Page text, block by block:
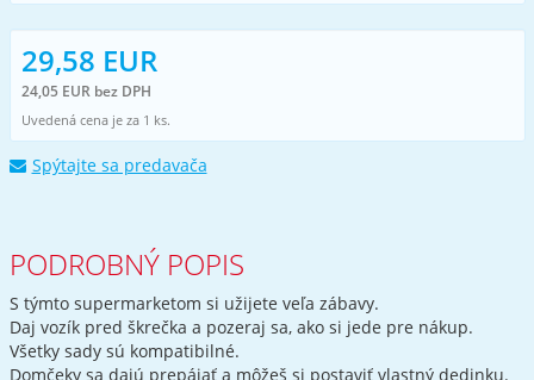
29,58 EUR
24,05 EUR bez DPH
Uvedená cena je za 1 ks.
Spýtajte sa predavača
PODROBNÝ POPIS
S týmto supermarketom si užijete veľa zábavy.
Daj vozík pred škrečka a pozeraj sa, ako si jede pre nákup.
Všetky sady sú kompatibilné.
Domčeky sa dajú prepájať a môžeš si postaviť vlastný dedinku.